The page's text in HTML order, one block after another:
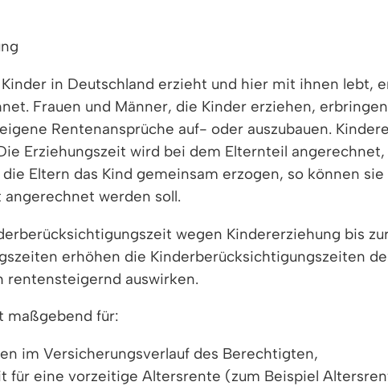
in Deutschland erzieht und hier mit ihnen lebt,
Frauen und Männer, die Kinder erziehen,
Rentenansprüche auf- oder auszubauen.
Erziehungszeit wird bei dem Elternteil
Eltern das Kind gemeinsam erzogen, so können
werden soll.
wegen Kindererziehung bis
erhöhen die Kinderberücksichtigungszeiten
rentensteigernd auswirken.
maßgebend für:
im Versicherungsverlauf des Berechtigten,
für eine vorzeitige Altersrente (zum Beispiel